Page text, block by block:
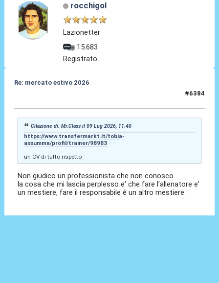
rocchigol
Lazionetter
15.683
Registrato
Re: mercato estivo 2026
#6384
Citazione di: Mr.Class il 09 Lug 2026, 11:40
https://www.transfermarkt.it/tobia-
assumma/profil/trainer/98983
un CV di tutto rispetto
Non giudico un professionista che non conosco.
la cosa che mi lascia perplesso e' che fare l'allenatore e'
un mestiere, fare il responsabile è un altro mestiere.